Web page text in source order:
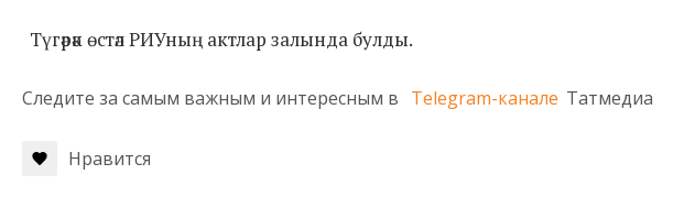
Түгәрәк өстәл РИУның актлар залында булды.
Следите за самым важным и интересным в Telegram-канале Татмедиа
Нравится